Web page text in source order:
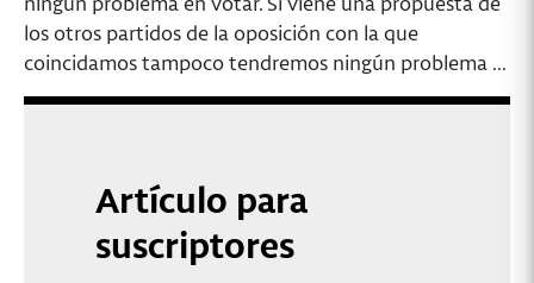
los otros partidos de la oposición con la que
coincidamos tampoco tendremos ningún problema ...
Artículo para
suscriptores